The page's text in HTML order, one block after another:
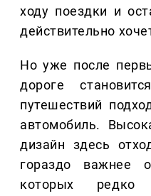
ходу поездки и
действительно
Но уже после
дороге
путешествий
автомобиль.
дизайн здесь
гораздо важнее
которых редко